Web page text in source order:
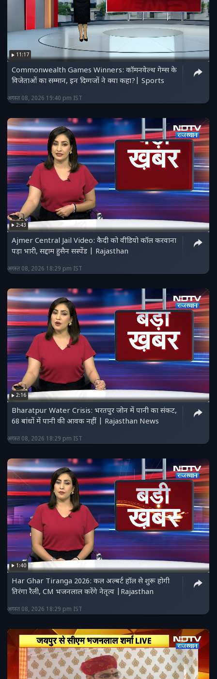
11:17
Commonwealth Games Winners: कॉमनवेल्थ गेम्स के
विजेताओं का सम्मान, इन दिग्गजों ने क्या कहा?| Sports
अगस्त 08, 2026 19:40 pm IST
2:43
Ajmer Central Jail Video: कैदी को वीडियो कॉल करवाना
पड़ा भारी, सद्दाम हुसैन सस्पेंड | Rajasthan
अगस्त 08, 2026 18:29 pm IST
2:16
Bharatpur Water Crisis: भरतपुर जोन में पानी का संकट,
68 बांधों में पानी की आवक नहीं | Rajasthan News
अगस्त 08, 2026 18:29 pm IST
1:40
Har Ghar Tiranga 2026: कल अल्बर्ट हॉल से शुरू होगी
तिरंगा रैली, CM भजनलाल करेंगे नेतृत्व |Rajasthan
अगस्त 08, 2026 18:29 pm IST